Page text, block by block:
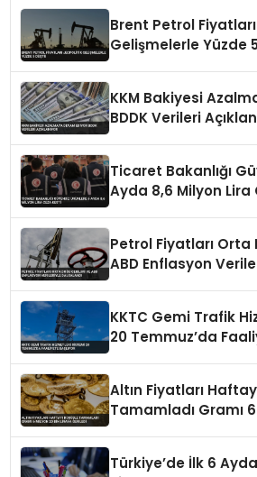
Brent Petrol
Gelişmelerle Yüzde
KKM Bakiyesi
BDDK Verileri
Ticaret Bakanlığı
Ayda 8,6 Milyon Lira
Petrol Fiyatları Orta
ABD Enflasyon
KKTC Gemi Trafik
20 Temmuz’da
Altın Fiyatları
Tamamladı Gramı
Türkiye’de İlk 6